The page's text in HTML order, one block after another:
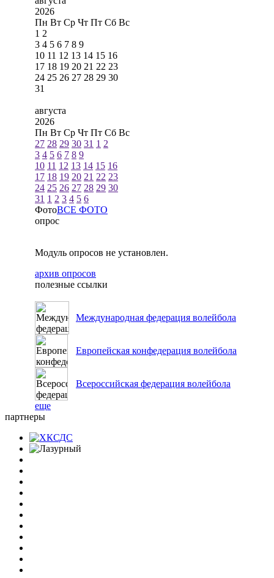
2026
Пн Вт Ср Чт Пт Сб Вс
1 2
3 4 5 6 7 8 9
10 11 12 13 14 15 16
17 18 19 20 21 22 23
24 25 26 27 28 29 30
31
августа
2026
Пн Вт Ср Чт Пт Сб Вс
27 28 29 30 31 1 2
3 4 5 6 7 8 9
10 11 12 13 14 15 16
17 18 19 20 21 22 23
24 25 26 27 28 29 30
31 1 2 3 4 5 6
ФотоВСЕ ФОТО
опрос
Модуль опросов не установлен.
архив опросов
полезные ссылки
Международная федерация волейбола
Европейская конфедерация волейбола
Всероссийская федерация волейбола
еще
партнеры